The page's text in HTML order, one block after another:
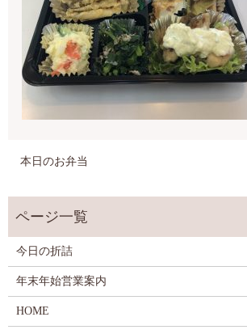
本日のお弁当
今日の折詰
年末年始営業案内
HOME